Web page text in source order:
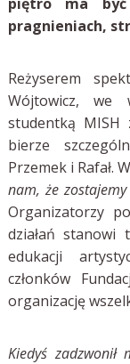
pragnieniach,
Reżyserem
Wójtowicz, we
studentką MISH
bierze
Przemek i Rafał.
nam, że
Organizatorzy
działań stanowi
edukacji
członków
organizację
Kiedyś